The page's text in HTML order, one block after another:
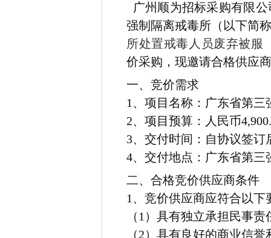
广州顺为招标采购有限
强制隔离戒毒所（以下简
所处置戒毒人员废弃被服
价采购，现邀请合格供应
一、竞价需求
1 、项目名称： 广东省第三
2、项目预算： 人民币
3、交付时间： 自协议签订
4、交付地点： 广东省第三
二、合格竞价供应商条件
1、竞价供应商应符合以下
（1）具有独立承担民事
（2）具有良好的商业信